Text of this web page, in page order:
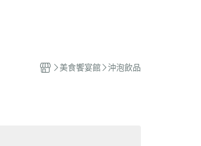
美食饗宴館 沖泡飲品